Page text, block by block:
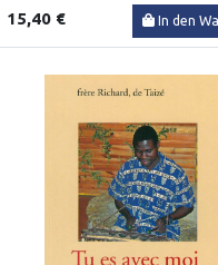
15,40 € In den